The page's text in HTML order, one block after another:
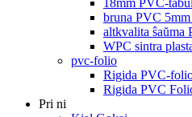
18mm PVC-
bruna PVC
altkvalita ŝaŭma
WPC sintra
pvc-folio
Rigida PVC-
Rigida PVC
Pri ni